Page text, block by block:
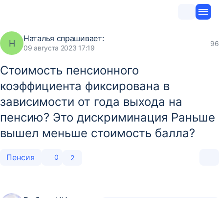
Н Наталья спрашивает:
09 августа 2023 17:19
96
Стоимость пенсионного
коэффициента фиксирована в
зависимости от года выхода на
пенсию? Это дискриминация Раньше
вышел меньше стоимость балла?
Пенсия 0 2